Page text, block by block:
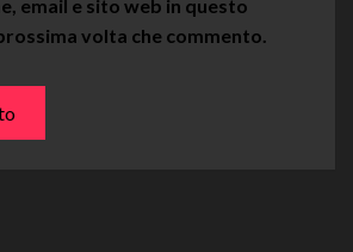
email e sito web in questo
volta che commento.